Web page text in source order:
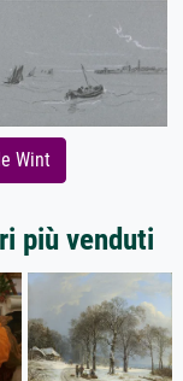
Wint
più venduti